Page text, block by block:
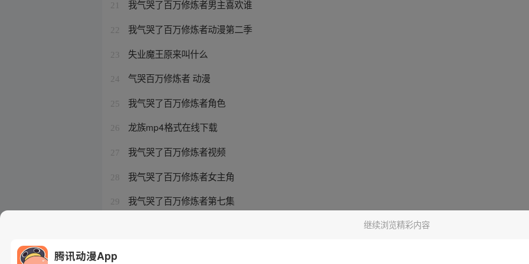
21 我气哭了百万修炼者男主喜欢谁
22 我气哭了百万修炼者动漫第二季
23 失业魔王原来叫什么
24 气哭百万修炼者 动漫
25 我气哭了百万修炼者角色
26 龙族mp4格式在线下载
27 我气哭了百万修炼者视频
28 我气哭了百万修炼者女主角
29 我气哭了百万修炼者第七集
继续浏览精彩内容
腾讯动漫App